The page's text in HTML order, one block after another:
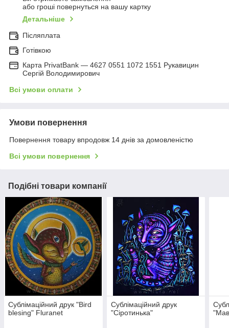
або гроші повернуться на вашу картку
Детальніше
Післяплата
Готівкою
Карта PrivatBank — 4627 0551 1072 1551 Рукавицин
Сергій Володимирович
Всі умови оплати
Умови повернення
Повернення товару впродовж 14 днів за домовленістю
Всі умови повернення
Подібні товари компанії
Сублімаційний друк "Bird
blesing" Fluranet
Сублімаційний друк
"Cіротинька"